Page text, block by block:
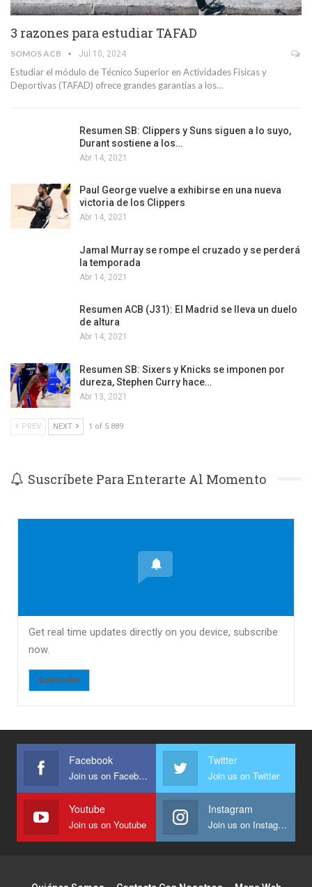
3 razones para estudiar TAFAD
SOMOS ACB Jul 10, 2024
Estudiar el módulo de Técnico Superior en Actividades Físicas y
Deportivas (TAFAD) ofrece grandes garantías a los…
Resumen SB: Clippers y Suns siguen a lo suyo,
Durant sostiene a los…
Abr 14, 2021
Paul George vuelve a exhibirse en una nueva
victoria de los Clippers
Abr 14, 2021
Jamal Murray se rompe el cruzado y se perderá
la temporada
Abr 14, 2021
Resumen ACB (J31): El Madrid se lleva un duelo
de altura
Abr 14, 2021
Resumen SB: Sixers y Knicks se imponen por
dureza, Stephen Curry hace…
Abr 13, 2021
PREV NEXT 1 of 5.889
Suscríbete Para Enterarte Al Momento
Get real time updates directly on you device, subscribe
now.
Subscribe
Facebook
Join us on Facebook
Twitter
Join us on Twitter
Youtube
Join us on Youtube
Instagram
Join us on Instagram